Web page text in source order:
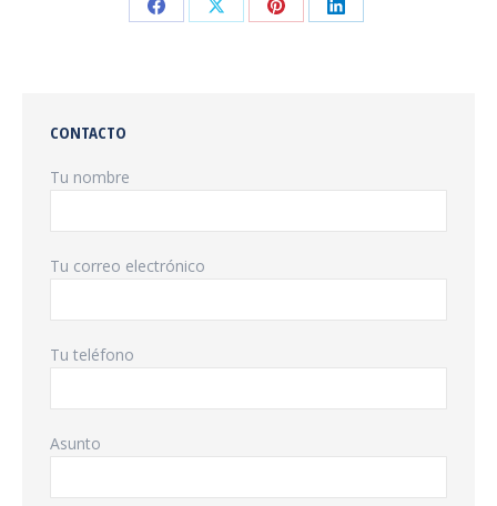
CompartirCompartirCompartirCompartir
CONTACTO
Tu nombre
Tu correo electrónico
Tu teléfono
Asunto